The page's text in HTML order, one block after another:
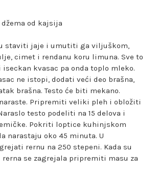
od kajsija
staviti jaje i umutiti ga viljuškom,
cimet i rendanu koru limuna. Sve to
kvasac pa onda toplo mleko.
ne istopi, dodati veći deo brašna,
brašna. Testo će biti mekano.
Pripremiti veliki pleh i obložiti
testo podeliti na 15 delova i
Pokriti loptice kuhinjskom
narastaju oko 45 minuta. U
rernu na 250 stepeni. Kada su
rerna se zagrejala pripremiti masu za